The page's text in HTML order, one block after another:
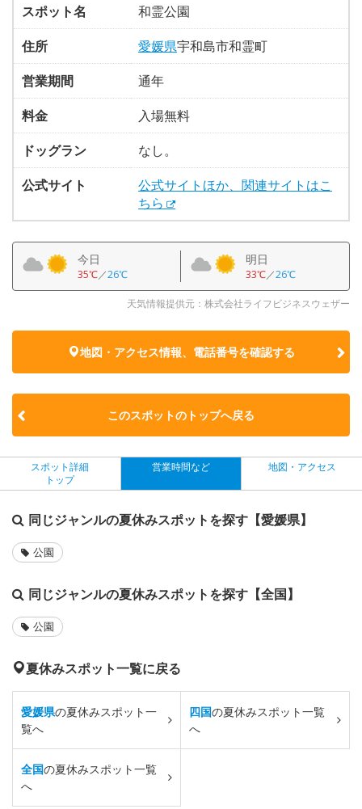
スポット名
和霊公園
住所
愛媛県宇和島市和霊町
営業期間
通年
料金
入場無料
ドッグラン
なし。
公式サイト
公式サイトほか、関連サイトはこ
ちら
今日
35℃／26℃
明日
33℃／26℃
天気情報提供元：株式会社ライフビジネスウェザー
地図・アクセス情報、電話番号を確認する
このスポットのトップへ戻る
スポット詳細
トップ
営業時間など 地図・アクセス
同じジャンルの夏休みスポットを探す【愛媛県】
公園
同じジャンルの夏休みスポットを探す【全国】
公園
夏休みスポット一覧に戻る
愛媛県の夏休みスポット一
覧へ
四国の夏休みスポット一覧
へ
全国の夏休みスポット一覧
へ